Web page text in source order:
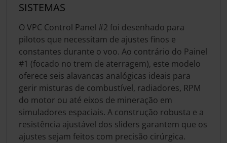
SISTEMAS
O VPC Control Panel #2 foi desenhado para
pilotos que necessitam de ajustes finos e
constantes durante o voo. Ao contrário do Painel
#1 (focado no trem de aterragem), este modelo
oferece seis alavancas analógicas ideais para
gerir misturas de combustível, radiadores, RPM
do motor ou até eixos de mineração em
simuladores espaciais. A construção robusta e a
resistência ajustável dos sliders garantem que os
ajustes sejam feitos com precisão cirúrgica.